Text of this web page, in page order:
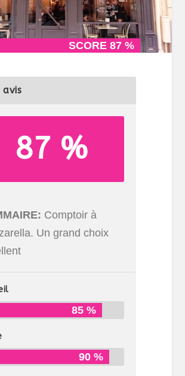
SCORE 87 %
SCORE 87 %
avis
87 %
Comptoir à
Un grand choix
85 %
90 %